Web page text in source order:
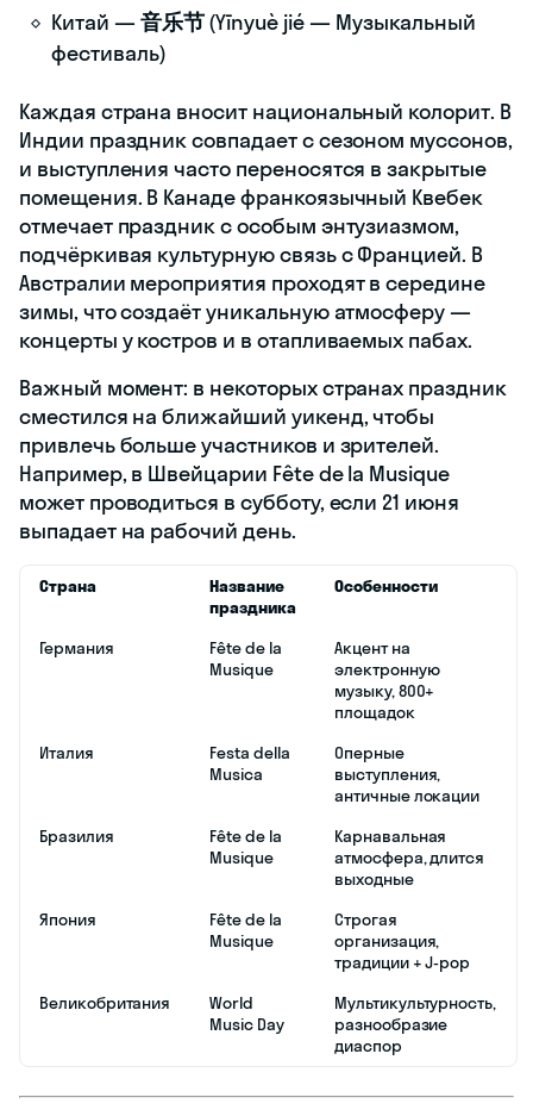
Китай —音乐节(Yīnyuè jié — Музыкальный
фестиваль)
Каждая страна вносит национальный колорит. В
Индии праздник совпадает с сезоном муссонов,
и выступления часто переносятся в закрытые
помещения. В Канаде франкоязычный Квебек
отмечает праздник с особым энтузиазмом,
подчёркивая культурную связь с Францией. В
Австралии мероприятия проходят в середине
зимы, что создаёт уникальную атмосферу —
концерты у костров и в отапливаемых пабах.
Важный момент: в некоторых странах праздник
сместился на ближайший уикенд, чтобы
привлечь больше участников и зрителей.
Например, в Швейцарии Fête de la Musique
может проводиться в субботу, если 21 июня
выпадает на рабочий день.
Страна
Название
праздника
Особенности
Германия
Fête de la
Musique
Акцент на
электронную
музыку, 800+
площадок
Италия
Festa della
Musica
Оперные
выступления,
античные локации
Бразилия
Fête de la
Musique
Карнавальная
атмосфера, длится
выходные
Япония
Fête de la
Musique
Строгая
организация,
традиции + J-pop
Великобритания
World
Music Day
Мультикультурность,
разнообразие
диаспор